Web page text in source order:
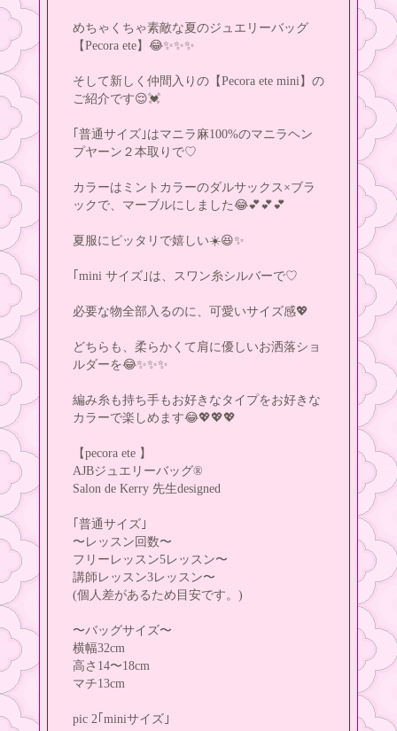
めちゃくちゃ素敵な夏のジュエリーバッグ
【Pecora ete】😂✨️✨️✨️
そして新しく仲間入りの【Pecora ete mini】の
ご紹介です😌💓
｢普通サイズ｣はマニラ麻100%のマニラヘン
プヤーン２本取りで♡
カラーはミントカラーのダルサックス×ブラ
ックで、マーブルにしました😂💕💕💕
夏服にピッタリで嬉しい☀️😆✨️
｢mini サイズ｣は、スワン糸シルバーで♡
必要な物全部入るのに、可愛いサイズ感💖
どちらも、柔らかくて肩に優しいお洒落ショ
ルダーを😂✨✨✨
編み糸も持ち手もお好きなタイプをお好きな
カラーで楽しめます😂💖💖💖
【pecora ete 】
AJBジュエリーバッグ®️
Salon de Kerry 先生designed
｢普通サイズ｣
〜レッスン回数〜
フリーレッスン5レッスン〜
講師レッスン3レッスン〜
(個人差があるため目安です。)
〜バッグサイズ〜
横幅32cm
高さ14〜18cm
マチ13cm
pic 2｢miniサイズ｣